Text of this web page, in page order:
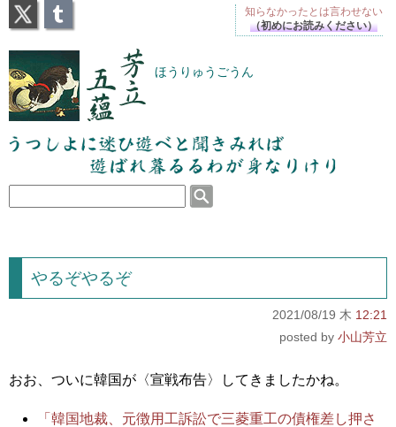
芳立五蘊 ほうりゅうごうん
うつしよに迷ひ遊べと聞きみれば遊ばれ暮るるわが
身なりけり
やるぞやるぞ
2021/08/19 木 12:21
小山芳立
おお、ついに韓国が〈宣戦布告〉してきましたかね。
「韓国地裁、元徴用工訴訟で三菱重工の債権差し押さ
知らなかったとは言わせない
（初めにお読みください）
X Tumblr